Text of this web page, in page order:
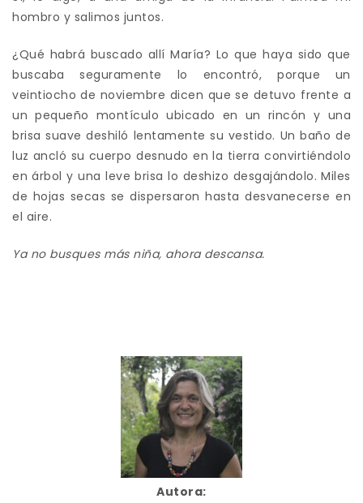
hombro y salimos juntos.
¿Qué habrá buscado allí María? Lo que haya sido que
buscaba seguramente lo encontró, porque un
veintiocho de noviembre dicen que se detuvo frente a
un pequeño montículo ubicado en un rincón y una
brisa suave deshiló lentamente su vestido. Un baño de
luz ancló su cuerpo desnudo en la tierra convirtiéndolo
en árbol y una leve brisa lo deshizo desgajándolo. Miles
de hojas secas se dispersaron hasta desvanecerse en
el aire.
Ya no busques más niña, ahora descansa.
Autora: